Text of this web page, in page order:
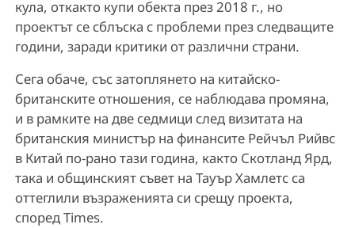
кула, откакто купи обекта през 2018 г., но
проектът се сблъска с проблеми през следващите
години, заради критики от различни страни.
Сега обаче, със затоплянето на китайско-
британските отношения, се наблюдава промяна,
и в рамките на две седмици след визитата на
британския министър на финансите Рейчъл Рийвс
в Китай по-рано тази година, както Скотланд Ярд,
така и общинският съвет на Тауър Хамлетс са
оттеглили възраженията си срещу проекта,
според Times.